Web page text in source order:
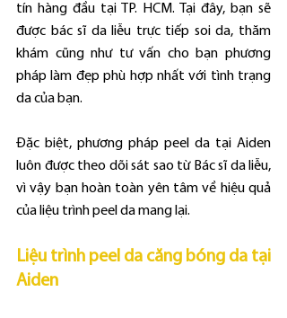
tín hàng đầu tại TP. HCM. Tại đây, bạn sẽ
được bác sĩ da liễu trực tiếp soi da, thăm
khám cũng như tư vấn cho bạn phương
pháp làm đẹp phù hợp nhất với tình trạng
da của bạn.
Đặc biệt, phương pháp peel da tại Aiden
luôn được theo dõi sát sao từ Bác sĩ da liễu,
vì vậy bạn hoàn toàn yên tâm về hiệu quả
của liệu trình peel da mang lại.
Liệu trình peel da căng bóng da tại
Aiden